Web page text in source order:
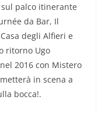
palco itinerante
da Bar, Il
degli Alfieri e
ritorno Ugo
2016 con Mistero
in scena a
bocca!.